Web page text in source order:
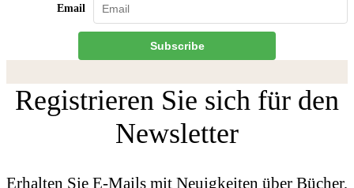
Email
Subscribe
Registrieren Sie sich für den
Newsletter
Erhalten Sie E-Mails mit Neuigkeiten über Bücher,